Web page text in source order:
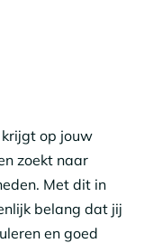
op jouw
zoekt naar
Met dit in
belang dat jij
en goed